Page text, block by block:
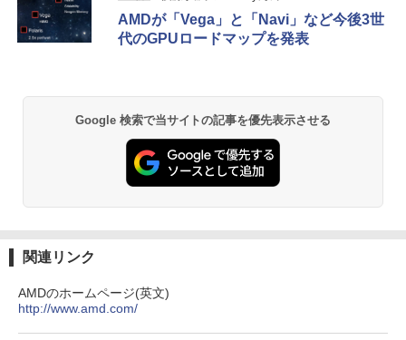
B / Webカメラ / 初期設定不要
￥22,800
￥250
￥250
On My Road (Stadium ver.)
On My Road (Stadium ver.)
￥250
￥1,380
￥1,112
by Amazon 炭酸水 ラベルレス 500ml ×24本
強炭酸水 ペットボトル 500ミリリットル (Sm
￥770
￥832
ONE PIECE モノクロ版 115 (ジャンプコミッ
HUNTER×HUNTER モノクロ版 39 (ジャンプ
コミックスDIGITAL)
AMDが「Vega」と「Navi」など今後3世
代のGPUロードマップを発表
Google 検索で当サイトの記事を優先表示させる
関連リンク
AMDのホームページ(英文)
http://www.amd.com/